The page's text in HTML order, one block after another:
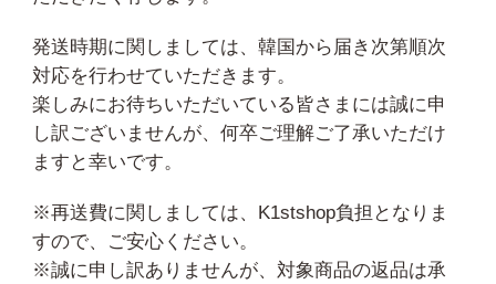
発送時期に関しましては、韓国から届き次第順次
対応を行わせていただきます。
楽しみにお待ちいただいている皆さまには誠に申
し訳ございませんが、何卒ご理解ご了承いただけ
ますと幸いです。
※再送費に関しましては、K1stshop負担となりま
すので、ご安心ください。
※誠に申し訳ありませんが、対象商品の返品は承